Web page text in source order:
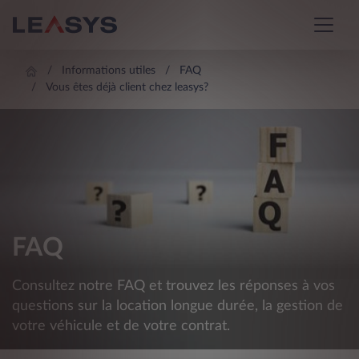
Informations utiles
FAQ
Vous êtes déjà client chez leasys?
FAQ
Consultez notre FAQ et trouvez les réponses à vos
questions sur la location longue durée, la gestion de
votre véhicule et de votre contrat.